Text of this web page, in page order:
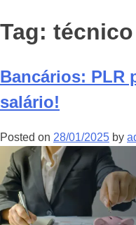
Tag:
Bancários: PLR
salário!
Posted on 28/01/2025 by